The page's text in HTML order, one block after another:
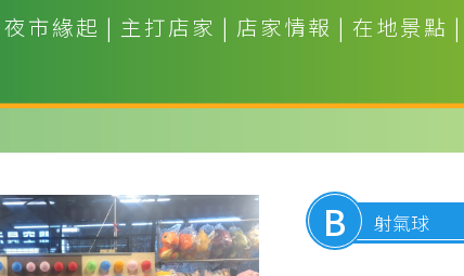
夜市緣起 | 主打店家 | 店家情報 | 在地景點 |
B 射氣球